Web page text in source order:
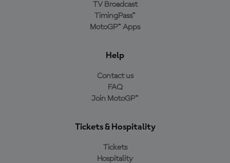
TV Broadcast
TimingPass™
MotoGP™ Apps
Help
Contact us
FAQ
Join MotoGP™
Tickets & Hospitality
Tickets
Hospitality